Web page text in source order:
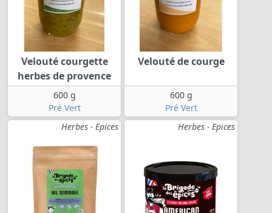
Velouté courgette
herbes de provence
600 g
Pré Vert
Velouté de courge
600 g
Pré Vert
Herbes - Epices
Herbes - Epices